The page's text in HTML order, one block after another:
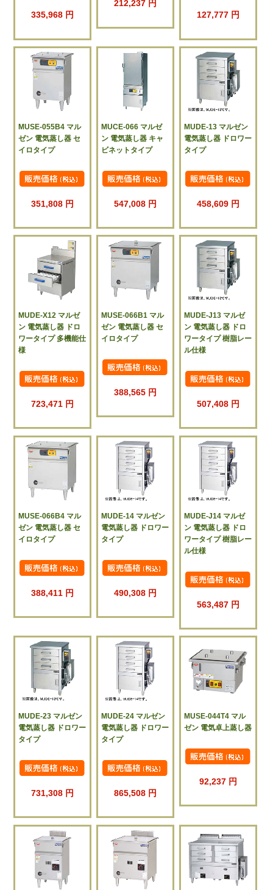
335,968 円
212,237 円
127,777 円
MUSE-055B4 マル
ゼン 電気蒸し器 セ
イロタイプ
351,808 円
MUCE-066 マルゼ
ン 電気蒸し器 キャ
ビネットタイプ
547,008 円
MUDE-13 マルゼン
電気蒸し器 ドロワー
タイプ
458,609 円
MUDE-X12 マルゼ
ン 電気蒸し器 ドロ
ワータイプ 多機能仕
様
723,471 円
MUSE-066B1 マル
ゼン 電気蒸し器 セ
イロタイプ
388,565 円
MUDE-J13 マルゼ
ン 電気蒸し器 ドロ
ワータイプ 樹脂レー
ル仕様
507,408 円
MUSE-066B4 マル
ゼン 電気蒸し器 セ
イロタイプ
388,411 円
MUDE-14 マルゼン
電気蒸し器 ドロワー
タイプ
490,308 円
MUDE-J14 マルゼ
ン 電気蒸し器 ドロ
ワータイプ 樹脂レー
ル仕様
563,487 円
MUDE-23 マルゼン
電気蒸し器 ドロワー
タイプ
731,308 円
MUDE-24 マルゼン
電気蒸し器 ドロワー
タイプ
865,508 円
MUSE-044T4 マル
ゼン 電気卓上蒸し器
92,237 円